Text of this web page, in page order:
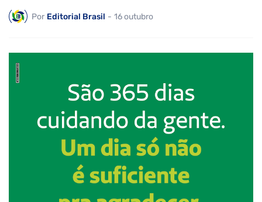
Por Editorial Brasil - 16 outubro